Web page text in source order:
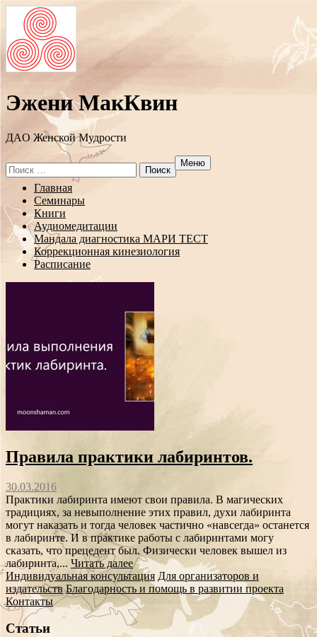
Эжени МакКвин
ДAO Женской Мудрости
Search
for:
Меню
Перейти
содержанию
Главная
Семинары
Книги
Аудиомедитации
Мандала диагностика МАРИ ТЕСТ
Коррекционная кинезиология
Расписание
Правила практики лабиринтов.
30.03.2016
Практики лабиринта имеют свои правила. В магических
традициях, за невыполнение этих правил, духи лабиринта
могут наказать и тогда человек частично «навсегда» останется
в лабиринте. И в практике работы с лабиринтами могу
сказать, что прецедент был. Физически человек вышел из
лабиринта,... Читать далее
Индивидуальная консультация Для организаторов и
издательств Благодарность и помощь в развитии проекта
Контакты
Статьи